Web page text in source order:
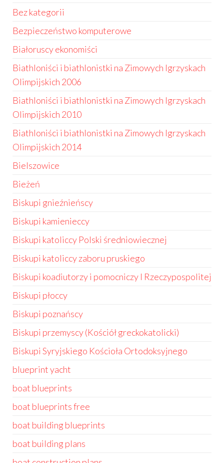
Bez kategorii
Bezpieczeństwo komputerowe
Białoruscy ekonomiści
Biathloniści i biathlonistki na Zimowych Igrzyskach
Olimpijskich 2006
Biathloniści i biathlonistki na Zimowych Igrzyskach
Olimpijskich 2010
Biathloniści i biathlonistki na Zimowych Igrzyskach
Olimpijskich 2014
Bielszowice
Bieżeń
Biskupi gnieźnieńscy
Biskupi kamienieccy
Biskupi katoliccy Polski średniowiecznej
Biskupi katoliccy zaboru pruskiego
Biskupi koadiutorzy i pomocniczy I Rzeczypospolitej
Biskupi płoccy
Biskupi poznańscy
Biskupi przemyscy (Kościół greckokatolicki)
Biskupi Syryjskiego Kościoła Ortodoksyjnego
blueprint yacht
boat blueprints
boat blueprints free
boat building blueprints
boat building plans